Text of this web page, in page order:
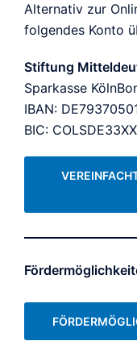
Alternativ zur
folgendes Konto
Stiftung
Sparkasse
IBAN:
BIC: